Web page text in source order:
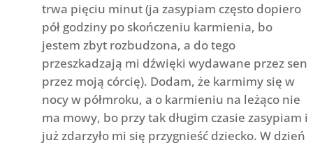
trwa pięciu minut (ja zasypiam często dopiero
pół godziny po skończeniu karmienia, bo
jestem zbyt rozbudzona, a do tego
przeszkadzają mi dźwięki wydawane przez sen
przez moją córcię). Dodam, że karmimy się w
nocy w półmroku, a o karmieniu na leżąco nie
ma mowy, bo przy tak długim czasie zasypiam i
już zdarzyło mi się przygnieść dziecko. W dzień